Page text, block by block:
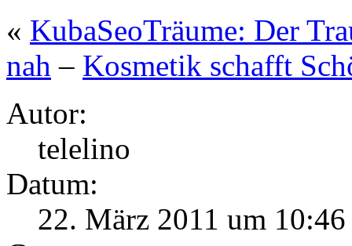
« KubaSeoTräume: Der
nah – Kosmetik schafft
Autor:
telelino
Datum:
22. März 2011 um 10:46